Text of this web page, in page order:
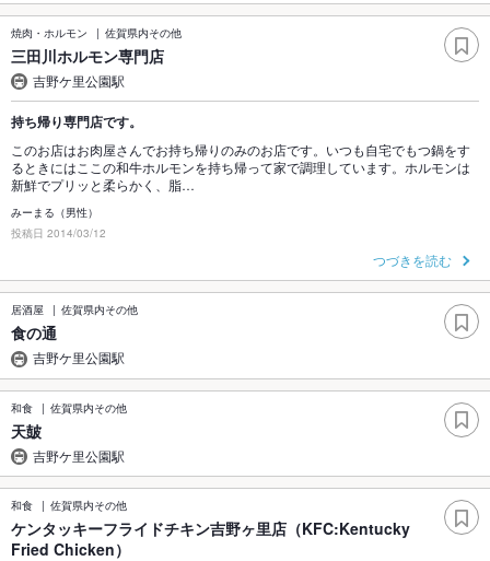
焼肉・ホルモン 佐賀県内その他
三田川ホルモン専門店
吉野ケ里公園駅
持ち帰り専門店です。
このお店はお肉屋さんでお持ち帰りのみのお店です。いつも自宅でもつ鍋をす
るときにはここの和牛ホルモンを持ち帰って家で調理しています。ホルモンは
新鮮でプリッと柔らかく、脂…
みーまる（男性）
投稿日 2014/03/12
つづきを読む
居酒屋 佐賀県内その他
食の通
吉野ケ里公園駅
和食 佐賀県内その他
天皷
吉野ケ里公園駅
和食 佐賀県内その他
ケンタッキーフライドチキン吉野ヶ里店（KFC:Kentucky
Fried Chicken）